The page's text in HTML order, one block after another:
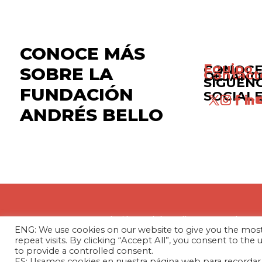
CONOCE MÁS
SOBRE LA
FUNDACIÓN
ANDRÉS BELLO
Equipo
La Fundación Andrés Bello – Centro de
entidad sin fines de lucro, de carácter
análisis de las relaciones internacionales
países de América Latina y el Caribe.
ENG: We use cookies on our website to give you the
repeat visits. By clicking “Accept All”, you consent to
to provide a controlled consent.